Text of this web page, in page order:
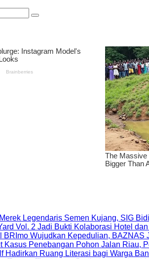
Legendaris Semen Kujang, SIG
Vol. 2 Jadi Bukti Kolaborasi Hotel
BRImo Wujudkan Kepedulian,
Kasus Penebangan Pohon Jalan Riau,
Hadirkan Ruang Literasi bagi Warga